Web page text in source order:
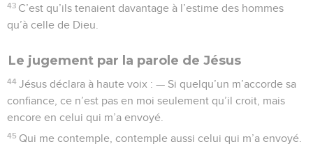
43 C’est qu’ils tenaient davantage à l’estime des hommes
qu’à celle de Dieu.
Le jugement par la parole de Jésus
44 Jésus déclara à haute voix : — Si quelqu’un m’accorde sa
confiance, ce n’est pas en moi seulement qu’il croit, mais
encore en celui qui m’a envoyé.
45 Qui me contemple, contemple aussi celui qui m’a envoyé.